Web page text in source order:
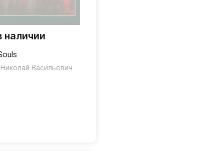
наличии
Васильевич